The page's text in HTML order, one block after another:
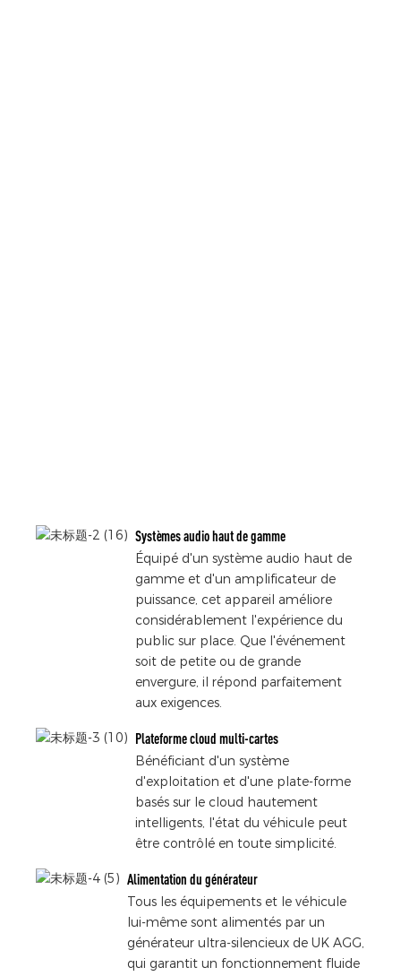
Systèmes audio haut de gamme
Équipé d'un système audio haut de
gamme et d'un amplificateur de
puissance, cet appareil améliore
considérablement l'expérience du
public sur place. Que l'événement
soit de petite ou de grande
envergure, il répond parfaitement
aux exigences.
Plateforme cloud multi-cartes
Bénéficiant d'un système
d'exploitation et d'une plate-forme
basés sur le cloud hautement
intelligents, l'état du véhicule peut
être contrôlé en toute simplicité.
Alimentation du générateur
Tous les équipements et le véhicule
lui-même sont alimentés par un
générateur ultra-silencieux de UK AGG,
qui garantit un fonctionnement fluide